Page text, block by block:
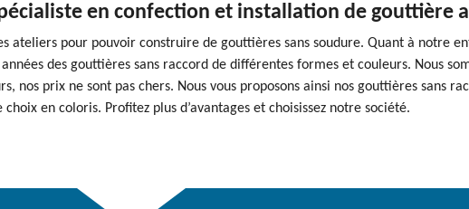
en confection et installation de gouttière
ateliers pour pouvoir construire de gouttières sans soudure. Quant à notre
des gouttières sans raccord de différentes formes et couleurs. Nous
nos prix ne sont pas chers. Nous vous proposons ainsi nos gouttières sans
choix en coloris. Profitez plus d’avantages et choisissez notre société.